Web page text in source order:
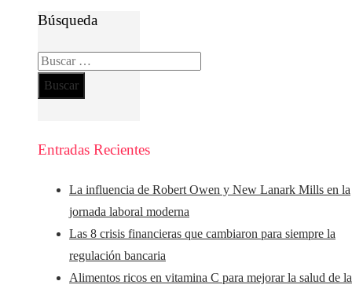
Búsqueda
Buscar:
Entradas Recientes
La influencia de Robert Owen y New Lanark Mills en la
jornada laboral moderna
Las 8 crisis financieras que cambiaron para siempre la
regulación bancaria
Alimentos ricos en vitamina C para mejorar la salud de